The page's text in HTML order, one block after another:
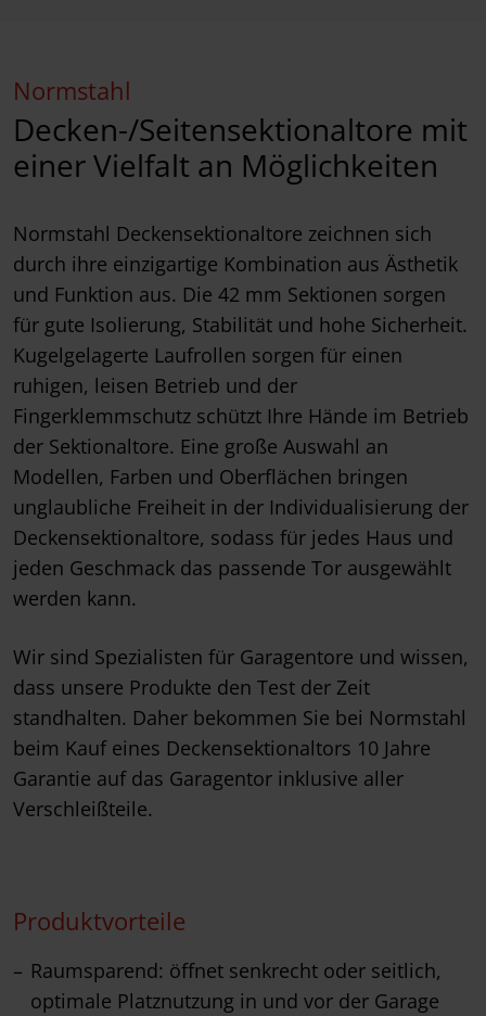
Normstahl
Decken-/Seitensektionaltore mit
einer Vielfalt an Möglichkeiten
Normstahl Deckensektionaltore zeichnen sich
durch ihre einzigartige Kombination aus Ästhetik
und Funktion aus. Die 42 mm Sektionen sorgen
für gute Isolierung, Stabilität und hohe Sicherheit.
Kugelgelagerte Laufrollen sorgen für einen
ruhigen, leisen Betrieb und der
Fingerklemmschutz schützt Ihre Hände im Betrieb
der Sektionaltore. Eine große Auswahl an
Modellen, Farben und Oberflächen bringen
unglaubliche Freiheit in der Individualisierung der
Deckensektionaltore, sodass für jedes Haus und
jeden Geschmack das passende Tor ausgewählt
werden kann.
Wir sind Spezialisten für Garagentore und wissen,
dass unsere Produkte den Test der Zeit
standhalten. Daher bekommen Sie bei Normstahl
beim Kauf eines Deckensektionaltors 10 Jahre
Garantie auf das Garagentor inklusive aller
Verschleißteile.
Produktvorteile
Raumsparend: öffnet senkrecht oder seitlich,
optimale Platznutzung in und vor der Garage